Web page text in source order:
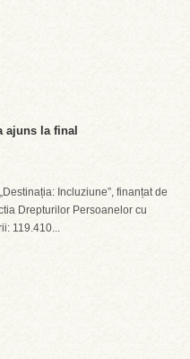
ajuns la final
Incluziune”, finanțat de
Drepturilor Persoanelor cu
119.410...